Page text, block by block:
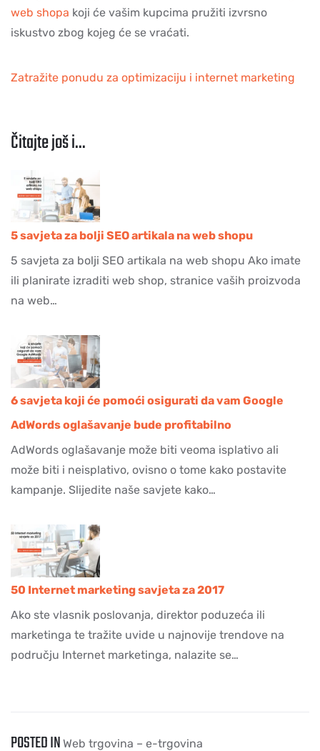
web shopa koji će vašim kupcima pružiti izvrsno
iskustvo zbog kojeg će se vraćati.
Zatražite ponudu za optimizaciju i internet marketing
Čitajte još i...
5 savjeta za bolji SEO artikala na web shopu
5 savjeta za bolji SEO artikala na web shopu Ako imate
ili planirate izraditi web shop, stranice vaših proizvoda
na web…
6 savjeta koji će pomoći osigurati da vam Google
AdWords oglašavanje bude profitabilno
AdWords oglašavanje može biti veoma isplativo ali
može biti i neisplativo, ovisno o tome kako postavite
kampanje. Slijedite naše savjete kako…
50 Internet marketing savjeta za 2017
Ako ste vlasnik poslovanja, direktor poduzeća ili
marketinga te tražite uvide u najnovije trendove na
području Internet marketinga, nalazite se…
POSTED IN Web trgovina – e-trgovina